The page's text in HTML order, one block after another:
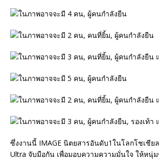
ซึ่งงานนี้ IMAGE นิตยสารอันดับ1ในโลกโชเชีย
Ultra จับมือกัน เพื่อมอบความความมั่นใจ ให้หนุ่